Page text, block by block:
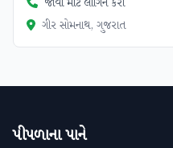
ગીર સોમનાથ, ગુજરાત
પીપળાના પાને